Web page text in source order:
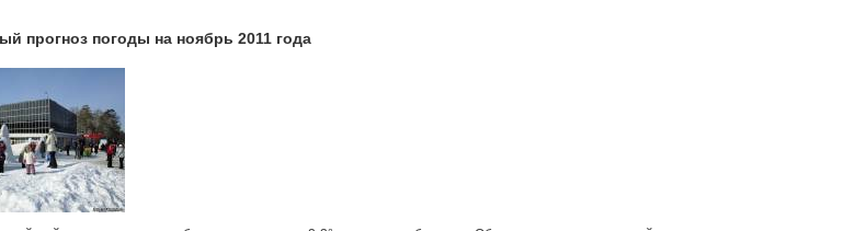
прогноз погоды на ноябрь 2011 года